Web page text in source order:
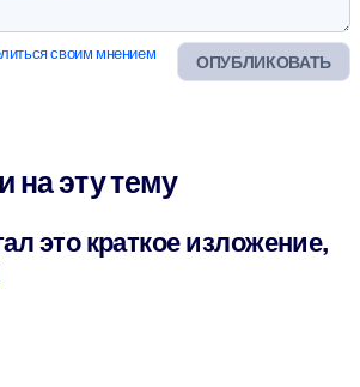
ОПУБЛИКОВАТЬ
своим мнением
на эту тему
это краткое изложение,